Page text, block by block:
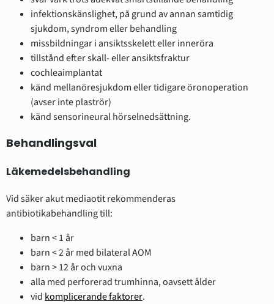
infektionskänslighet, på grund av annan samtidig
sjukdom, syndrom eller behandling
missbildningar i ansiktsskelett eller inneröra
tillstånd efter skall- eller ansiktsfraktur
cochleaimplantat
känd mellanöresjukdom eller tidigare öronoperation
(avser inte plaströr)
känd sensorineural hörselnedsättning.
Behandlingsval
Läkemedelsbehandling
Vid säker akut mediaotit rekommenderas
antibiotikabehandling till:
barn < 1 år
barn < 2 år med bilateral AOM
barn > 12 år och vuxna
alla med perforerad trumhinna, oavsett ålder
vid komplicerande faktorer.